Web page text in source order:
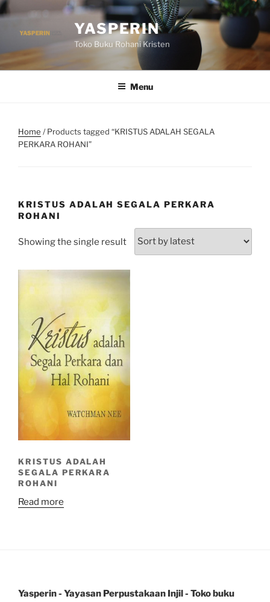
Skip
to
content
YASPERIN
Toko Buku Rohani Kristen
Menu
Home / Products tagged “KRISTUS ADALAH SEGALA
PERKARA ROHANI”
KRISTUS ADALAH SEGALA PERKARA
ROHANI
Showing the single result
KRISTUS ADALAH
SEGALA PERKARA
ROHANI
Read more
Yasperin - Yayasan Perpustakaan Injil - Toko buku